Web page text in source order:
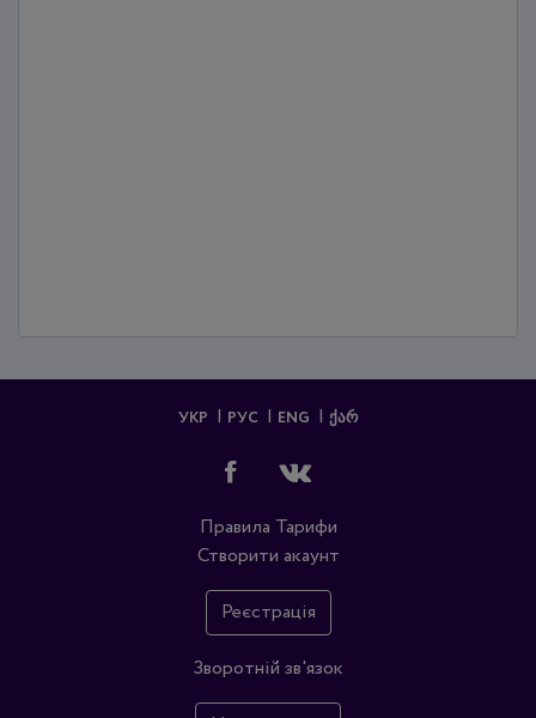
УКР РУС ENG ᲥᲐᲠ
Правила Тарифи
Створити акаунт
Реєстрація
Зворотній зв'язок